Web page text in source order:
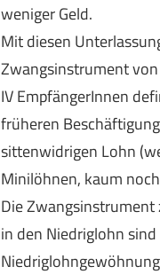
weniger Geld.
Mit diesen
Zwangsinstrument
IV EmpfängerInnen
früheren
sittenwidrigen Lohn
Minilöhnen, kaum
Die Zwangsinstrument
in den Niedriglohn